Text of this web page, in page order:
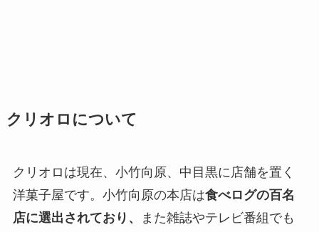
クリオロについて
クリオロは現在、小竹向原、中目黒に店舗を置く
洋菓子屋です。小竹向原の本店は食べログの百名
店に選出されており、
また雑誌やテレビ番組でも